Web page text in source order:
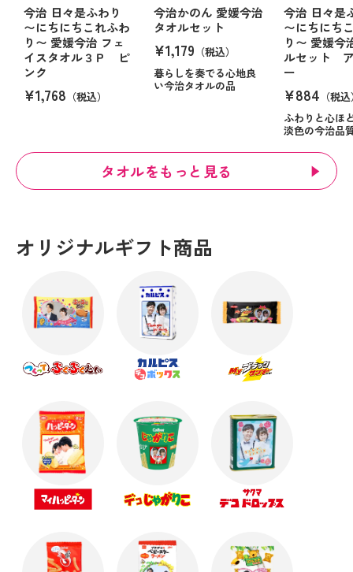
今治 日々是ふわり
〜にちにちこれふわ
り〜 愛媛今治 フェ
イスタオル３Ｐ ピ
ンク
¥1,768 （税込）
今治かのん 愛媛今治
タオルセット
¥1,179 （税込）
暮らしを奏でる心地良
い今治タオルの品
今治 日々是
〜にちにち
り〜 愛媛今
ルセット
ー
¥884 （税
ふわりと心ほ
淡色の今治品
タオルをもっと見る
オリジナルギフト商品